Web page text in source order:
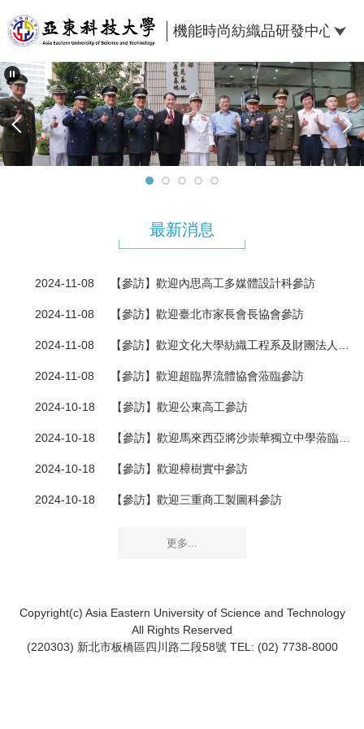
到
主
要
內
容
區
機能時尚紡織品研發中心
最新消息
2024-11-08 【參訪】歡迎內思高工多媒體設計科參訪
2024-11-08 【參訪】歡迎臺北市家長會長協會參訪
2024-11-08
2024-11-08 【參訪】歡迎超臨界流體協會蒞臨參訪
2024-10-18 【參訪】歡迎公東高工參訪
2024-10-18
2024-10-18 【參訪】歡迎樟樹實中參訪
2024-10-18 【參訪】歡迎三重商工製圖科參訪
更多...
Copyright(c) Asia Eastern University of Science and Technology
All Rights Reserved
(220303) 新北市板橋區四川路二段58號 TEL: (02) 7738-8000